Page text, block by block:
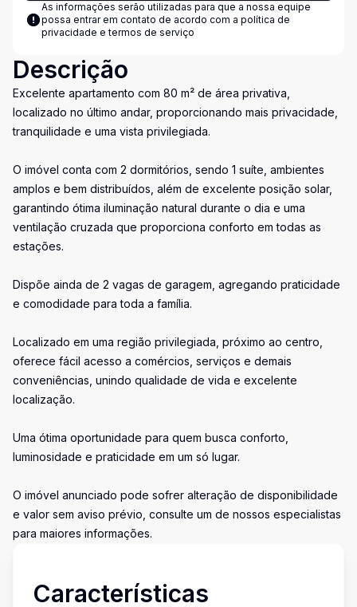
As informações serão utilizadas para que a nossa equipe
possa entrar em contato de acordo com a política de
privacidade e termos de serviço
Descrição
Excelente apartamento com 80 m² de área privativa,
localizado no último andar, proporcionando mais privacidade,
tranquilidade e uma vista privilegiada.
O imóvel conta com 2 dormitórios, sendo 1 suíte, ambientes
amplos e bem distribuídos, além de excelente posição solar,
garantindo ótima iluminação natural durante o dia e uma
ventilação cruzada que proporciona conforto em todas as
estações.
Dispõe ainda de 2 vagas de garagem, agregando praticidade
e comodidade para toda a família.
Localizado em uma região privilegiada, próximo ao centro,
oferece fácil acesso a comércios, serviços e demais
conveniências, unindo qualidade de vida e excelente
localização.
Uma ótima oportunidade para quem busca conforto,
luminosidade e praticidade em um só lugar.
O imóvel anunciado pode sofrer alteração de disponibilidade
e valor sem aviso prévio, consulte um de nossos especialistas
para maiores informações.
Características